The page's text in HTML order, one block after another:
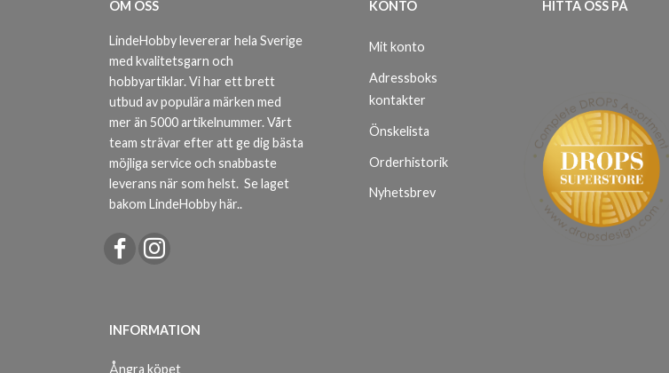
OM OSS
LindeHobby levererar hela Sverige
med kvalitetsgarn och
hobbyartiklar. Vi har ett brett
utbud av populära märken med
mer än 5000 artikelnummer. Vårt
team strävar efter att ge dig bästa
möjliga service och snabbaste
leverans när som helst. Se laget
bakom LindeHobby här..
INFORMATION
Ångra köpet
KONTO
Mit konto
Adressboks
kontakter
Önskelista
Orderhistorik
Nyhetsbrev
HITTA OSS PÅ